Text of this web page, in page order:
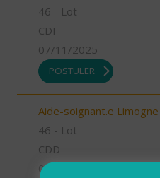
46 - Lot
CDI
07/11/2025
POSTULER
Aide-soignant.e
46 - Lot
CDD
07/11/2025